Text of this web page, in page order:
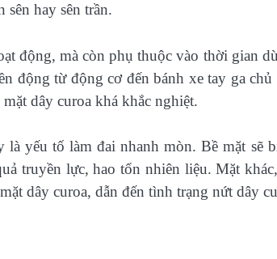
hay sên trần.
động, mà còn phụ thuộc vào thời gian
động từ động cơ đến bánh xe tay ga chủ
dây curoa khá khắc nghiệt.
yếu tố làm đai nhanh mòn. Bề mặt sẽ
truyền lực, hao tổn nhiên liệu. Mặt
dây curoa, dẫn đến tình trạng nứt dây